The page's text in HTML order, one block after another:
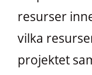
resurser
vilka
projektet